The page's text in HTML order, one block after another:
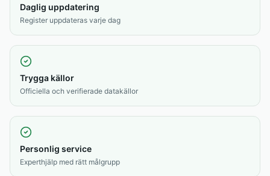
Daglig uppdatering
Register uppdateras varje dag
Trygga källor
Officiella och verifierade datakällor
Personlig service
Experthjälp med rätt målgrupp